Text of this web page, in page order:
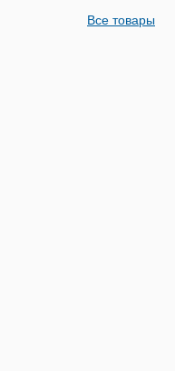
Все товары